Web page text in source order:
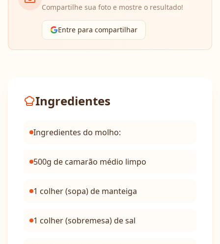
Compartilhe sua foto e mostre o resultado!
Entre para compartilhar
Ingredientes
Ingredientes do molho:
500g de camarão médio limpo
1 colher (sopa) de manteiga
1 colher (sobremesa) de sal